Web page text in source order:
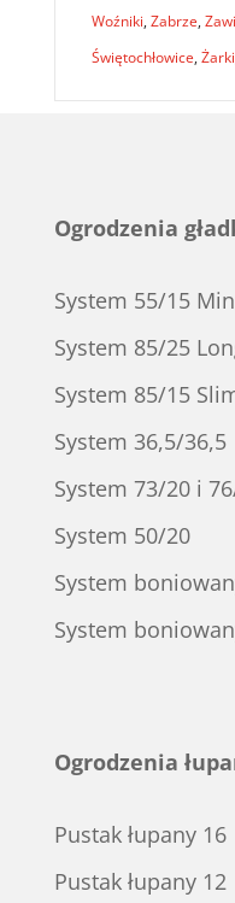
Woźniki, Zabrze,
Świętochłowice, Żarki
Ogrodzenia
System 55/15
System 85/25
System 85/15
System 36,5/36,5
System 73/20 i
System 50/20
System
System
Ogrodzenia
Pustak łupany 16
Pustak łupany 12